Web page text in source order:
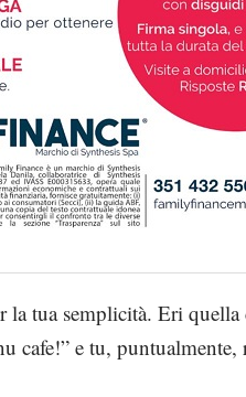
tua semplicità. Eri
cafe!” e tu,